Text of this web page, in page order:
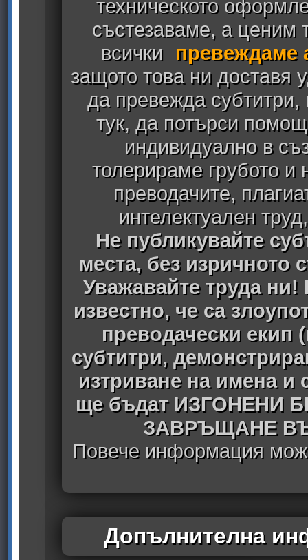
техническото
състезаваме, а ценим
всички
превеждаме
защото това ни доставя
да превежда
тук, да потърси
индивидуално в
толерираме грубото
преводачите,
интелектуален
Не публикувайте
места, без изричното
Уважавайте труда ни!
известно, че са
преводачески екип
субтитри,
изтриване на имена
ще бъдат ИЗГОНЕНИ
ЗАВРЪЩАНЕ
Повече информация
Допълнителна